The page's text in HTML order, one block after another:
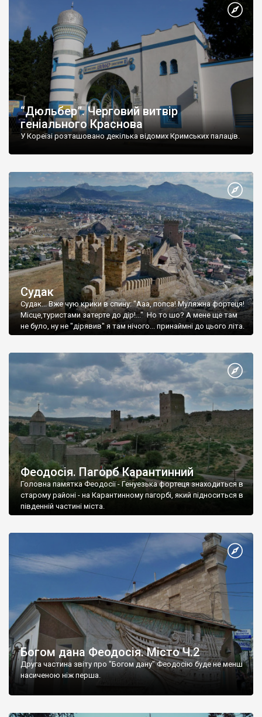
“Дюльбер”. Черговий витвір
геніального Краснова
У Кореїзі розташовано декілька відомих Кримських палаців.
Судак
Судак... Вже чую крики в спину: "Ааа, попса! Муляжна фортеця!
Місце,туристами затерте до дір!..." Но то шо? А мене ще там
не було, ну не "дірявив" я там нічого... принаймні до цього літа.
Феодосія. Пагорб Карантинний
Головна памятка Феодосії - Генуезька фортеця знаходиться в
старому районі - на Карантинному пагорбі, який підноситься в
південній частині міста.
Богом дана Феодосія. Місто Ч.2
Друга частина звіту про "Богом дану" Феодосію буде не менш
насиченою ніж перша.